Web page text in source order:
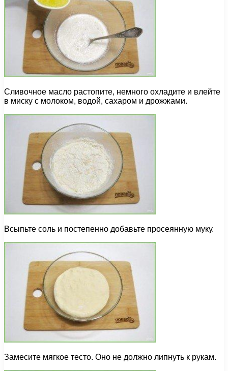
Сливочное масло растопите, немного охладите и влейте
в миску с молоком, водой, сахаром и дрожжами.
Всыпьте соль и постепенно добавьте просеянную муку.
Замесите мягкое тесто. Оно не должно липнуть к рукам.